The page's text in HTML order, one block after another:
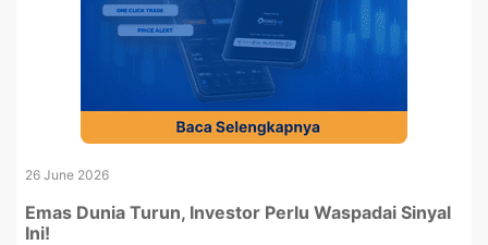
26 June 2026
Emas Dunia Turun, Investor Perlu Waspadai Sinyal
Ini!